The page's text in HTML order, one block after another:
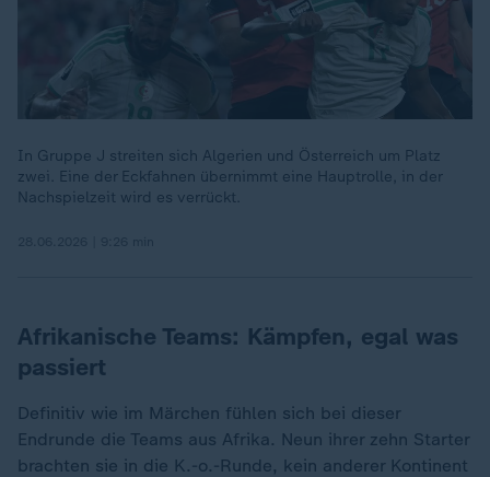
In Gruppe J streiten sich Algerien und Österreich um Platz
zwei. Eine der Eckfahnen übernimmt eine Hauptrolle, in der
Nachspielzeit wird es verrückt.
Afrikanische Teams: Kämpfen, egal was
passiert
Definitiv wie im Märchen fühlen sich bei dieser
Endrunde die Teams aus Afrika. Neun ihrer zehn Starter
brachten sie in die K.-o.-Runde, kein anderer Kontinent